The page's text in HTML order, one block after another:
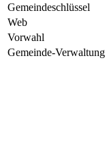
Gemeindeschlüssel
Web
Vorwahl
Gemeinde-Verwaltung